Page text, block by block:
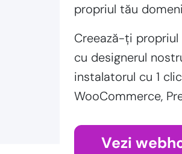
propriul tău
Creează-ți
cu designerul
instalatorul cu 1
WooCommerce,
Vezi